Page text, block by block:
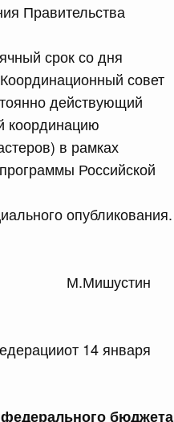
Правительства
срок со дня
совет
действующий
координацию
в рамках
Российской
опубликования.
М.Мишустин
14 января
бюджета